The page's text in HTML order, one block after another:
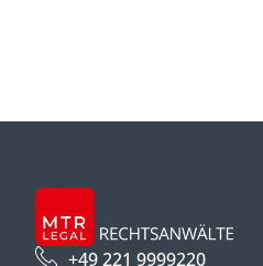
+49 221 9999220